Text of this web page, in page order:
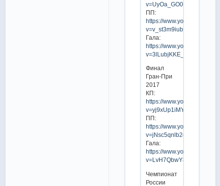
v=UyOa_GO0hOE
ПП:
https://www.youtube.com/
v=v_st3m9iubI
Гала:
https://www.youtube.com/
v=3lLubjKKE_Y
Финал
Гран-При
2017
КП:
https://www.youtube.com/
v=yj9xUp1iMYk
ПП:
https://www.youtube.com/
v=jNsc5qnlb2c
Гала:
https://www.youtube.com/
v=LvH7QbwY8ow
Чемпионат
России